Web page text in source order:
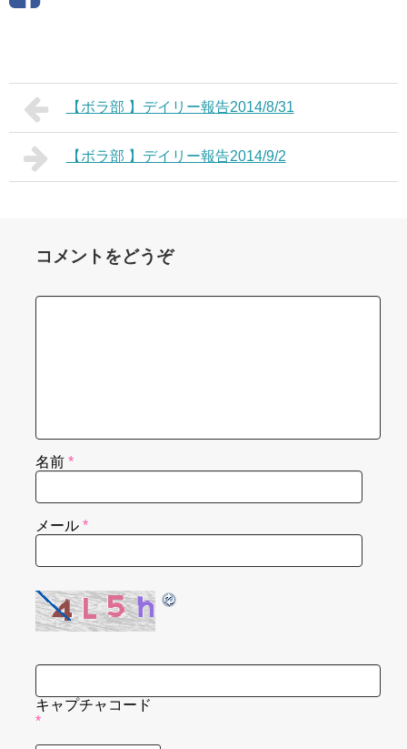
【ボラ部 】デイリー報告2014/8/31
【ボラ部 】デイリー報告2014/9/2
コメントをどうぞ
名前 *
メール *
キャプチャコード
*